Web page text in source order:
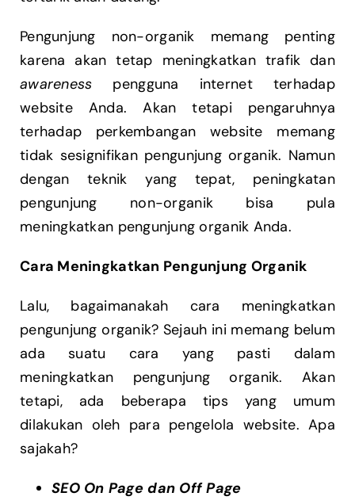
Pengunjung non-organik memang penting
karena akan tetap meningkatkan trafik dan
awareness pengguna internet terhadap
website Anda. Akan tetapi pengaruhnya
terhadap perkembangan website memang
tidak sesignifikan pengunjung organik. Namun
dengan teknik yang tepat, peningkatan
pengunjung non-organik bisa pula
meningkatkan pengunjung organik Anda.
Cara Meningkatkan Pengunjung Organik
Lalu, bagaimanakah cara meningkatkan
pengunjung organik? Sejauh ini memang belum
ada suatu cara yang pasti dalam
meningkatkan pengunjung organik. Akan
tetapi, ada beberapa tips yang umum
dilakukan oleh para pengelola website. Apa
sajakah?
SEO On Page dan Off Page